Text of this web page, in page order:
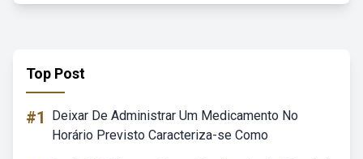
Top Post
#1
Deixar De Administrar Um Medicamento No
Horário Previsto Caracteriza-se Como